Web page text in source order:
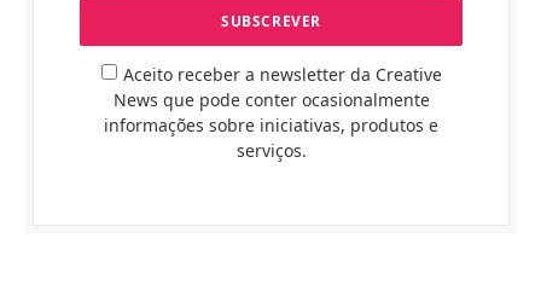
Aceito receber a newsletter da Creative
News que pode conter ocasionalmente
informações sobre iniciativas, produtos e
serviços.